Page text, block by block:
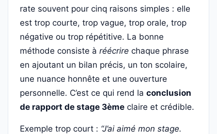
rate souvent pour cinq raisons simples : elle
est trop courte, trop vague, trop orale, trop
négative ou trop répétitive. La bonne
méthode consiste à réécrire chaque phrase
en ajoutant un bilan précis, un ton scolaire,
une nuance honnête et une ouverture
personnelle. C’est ce qui rend la conclusion
de rapport de stage 3ème claire et crédible.
Exemple trop court : “J’ai aimé mon stage.